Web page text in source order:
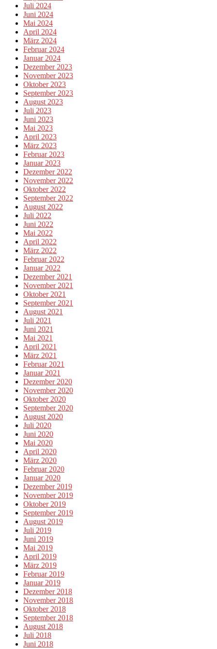
Juli 2024
Juni 2024
Mai 2024
April 2024
März 2024
Februar 2024
Januar 2024
Dezember 2023
November 2023
Oktober 2023
September 2023
August 2023
Juli 2023
Juni 2023
Mai 2023
April 2023
März 2023
Februar 2023
Januar 2023
Dezember 2022
November 2022
Oktober 2022
September 2022
August 2022
Juli 2022
Juni 2022
Mai 2022
April 2022
März 2022
Februar 2022
Januar 2022
Dezember 2021
November 2021
Oktober 2021
September 2021
August 2021
Juli 2021
Juni 2021
Mai 2021
April 2021
März 2021
Februar 2021
Januar 2021
Dezember 2020
November 2020
Oktober 2020
September 2020
August 2020
Juli 2020
Juni 2020
Mai 2020
April 2020
März 2020
Februar 2020
Januar 2020
Dezember 2019
November 2019
Oktober 2019
September 2019
August 2019
Juli 2019
Juni 2019
Mai 2019
April 2019
März 2019
Februar 2019
Januar 2019
Dezember 2018
November 2018
Oktober 2018
September 2018
August 2018
Juli 2018
Juni 2018